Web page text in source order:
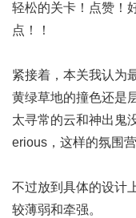
轻松的关卡！点赞！
点！！
紧接着，本关我认为
黄绿草地的撞色还是
太寻常的云和神出鬼
erious，这样的氛围
不过放到具体的设计
较薄弱和牵强。